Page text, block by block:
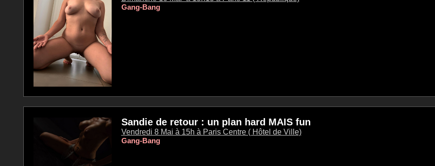
Gang-Bang
Sandie de retour : un plan hard MAIS fun
Vendredi 8 Mai à 15h à Paris Centre ( Hôtel de Ville)
Gang-Bang